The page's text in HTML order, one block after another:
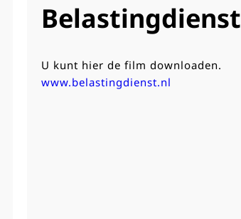
Belastingdienst
U kunt hier de film downloaden.
www.belastingdienst.nl